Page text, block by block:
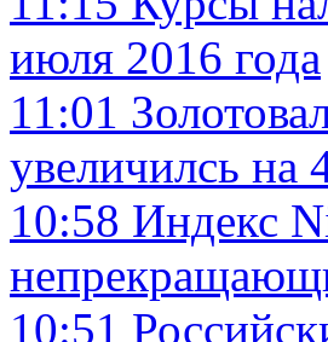
июля 2016 года
11:01
увеличилсь
10:58 Индекс
10:51